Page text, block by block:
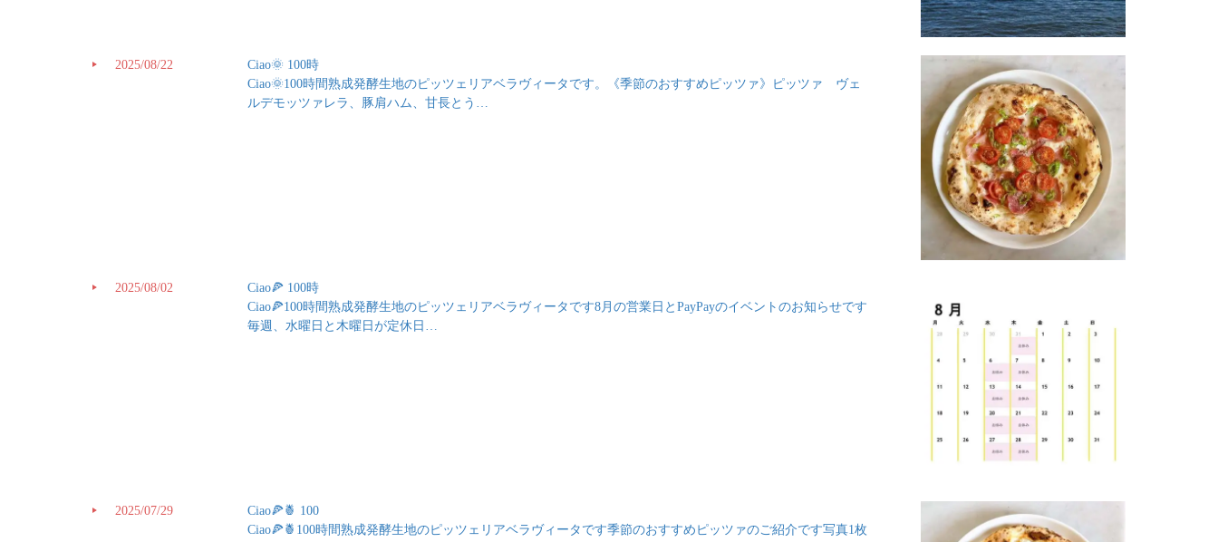
2025/08/22
Ciao🌞 100時
Ciao🌞100時間熟成発酵生地のピッツェリアベラヴィータです。《季節のおすすめピッツァ》ピッツァ ヴェ
ルデモッツァレラ、豚肩ハム、甘長とう…
2025/08/02
Ciao🍕 100時
Ciao🍕100時間熟成発酵生地のピッツェリアベラヴィータです8月の営業日とPayPayのイベントのお知らせです
毎週、水曜日と木曜日が定休日…
2025/07/29
Ciao🍕🍍 100
Ciao🍕🍍100時間熟成発酵生地のピッツェリアベラヴィータです季節のおすすめピッツァのご紹介です写真1枚